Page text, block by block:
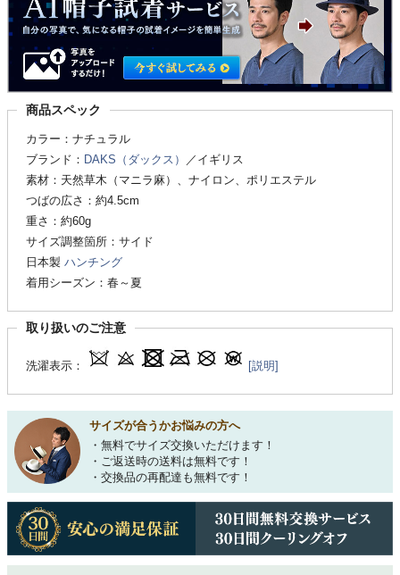
商品スペック
カラー：ナチュラル
ブランド： DAKS（ダックス）
／イギリス
素材：天然草木（マニラ麻）、ナイロン、ポリエステル
つばの広さ：約4.5cm
重さ：約60g
サイズ調整箇所：サイド
日本製 ハンチング
着用シーズン：春～夏
取り扱いのご注意
洗濯表示： [説明]
サイズが合うかお悩みの方へ
・無料でサイズ交換いただけます！
・ご返送時の送料は無料です！
・交換品の再配達も無料です！